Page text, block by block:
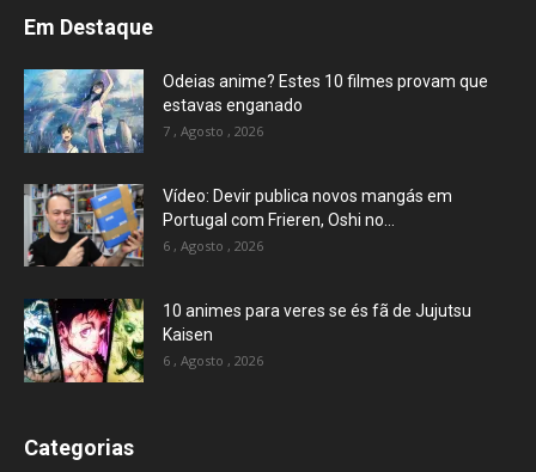
Em Destaque
Odeias anime? Estes 10 filmes provam que
estavas enganado
7 , Agosto , 2026
Vídeo: Devir publica novos mangás em
Portugal com Frieren, Oshi no...
6 , Agosto , 2026
10 animes para veres se és fã de Jujutsu
Kaisen
6 , Agosto , 2026
Categorias